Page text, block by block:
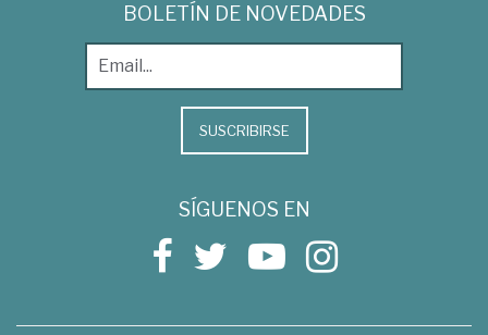
BOLETÍN DE NOVEDADES
SUSCRIBIRSE
SÍGUENOS EN